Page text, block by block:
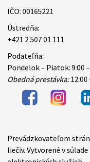
IČO: 00165221
Ústredňa:
+421 2 507 01 111
Podateľňa:
Pondelok – Piatok: 9:00
Obedná prestávka:12:00
Items
Prevádzkovateľom
liečiv. Vytvorené v